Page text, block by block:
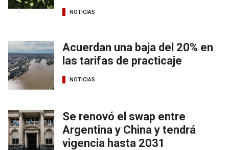
NOTICIAS
Acuerdan una baja del 20% en
las tarifas de practicaje
NOTICIAS
Se renovó el swap entre
Argentina y China y tendrá
vigencia hasta 2031